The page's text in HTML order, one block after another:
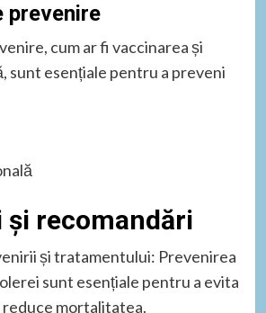
prevenire
cum ar fi vaccinarea și
sunt esențiale pentru a preveni
și recomandări
și tratamentului: Prevenirea
sunt esențiale pentru a evita
reduce mortalitatea.